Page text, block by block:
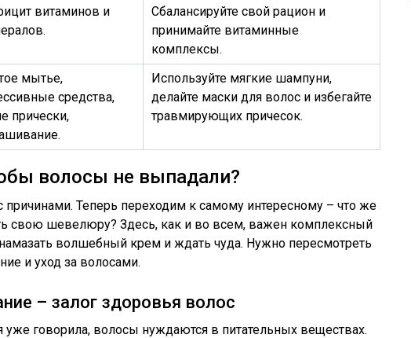
витаминов и
Сбалансируйте свой рацион и
принимайте витаминные
комплексы.
мытье,
средства,
прически,
Используйте мягкие шампуни,
делайте маски для волос и избегайте
травмирующих причесок.
волосы не выпадали?
причинами. Теперь переходим к самому интересному – что же
свою шевелюру? Здесь, как и во всем, важен комплексный
волшебный крем и ждать чуда. Нужно пересмотреть
и уход за волосами.
– залог здоровья волос
уже говорила, волосы нуждаются в питательных веществах.